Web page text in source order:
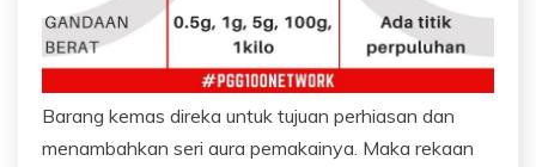
Barang kemas direka untuk tujuan perhiasan dan
menambahkan seri aura pemakainya. Maka rekaan